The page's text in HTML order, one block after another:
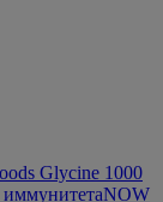
Glycine 1000
иммунитетаNOW